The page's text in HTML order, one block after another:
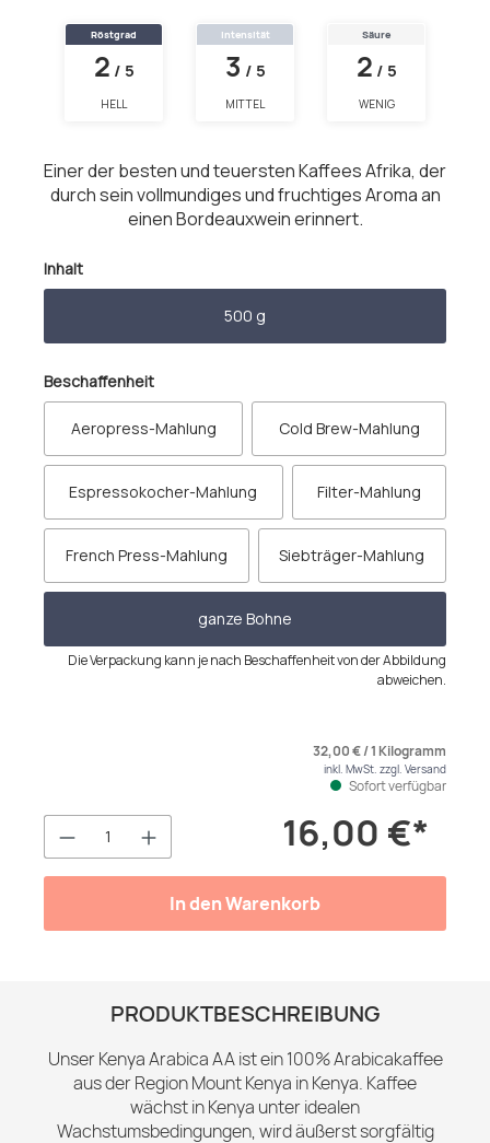
Röstgrad
2 / 5
HELL
Intensität
3 / 5
MITTEL
Säure
2 / 5
WENIG
Einer der besten und teuersten Kaffees Afrika, der
durch sein vollmundiges und fruchtiges Aroma an
einen Bordeauxwein erinnert.
Inhaltauswählen
500 g
Beschaffenheitauswählen
Aeropress-Mahlung Cold Brew-Mahlung
Espressokocher-Mahlung Filter-Mahlung
French Press-Mahlung Siebträger-Mahlung
ganze Bohne
Die Verpackung kann je nach Beschaffenheit von der Abbildung
abweichen.
Produkt Anzahl: Gib den16,00 €*
32,00 € / 1 Kilogramm
inkl. MwSt. zzgl. Versand
Sofort verfügbar
In den Warenkorb
PRODUKTBESCHREIBUNG
Unser Kenya Arabica AA ist ein 100% Arabicakaffee
aus der Region Mount Kenya in Kenya. Kaffee
wächst in Kenya unter idealen
Wachstumsbedingungen, wird äußerst sorgfältig